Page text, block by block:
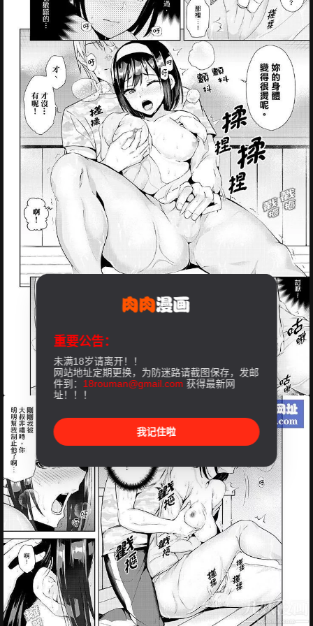
重要公告：
未满18岁请离开！！
网站地址定期更换，为防迷路请截图保存，发邮
件到： 18rouman@gmail.com 获得最新网
址！！！
我记住啦